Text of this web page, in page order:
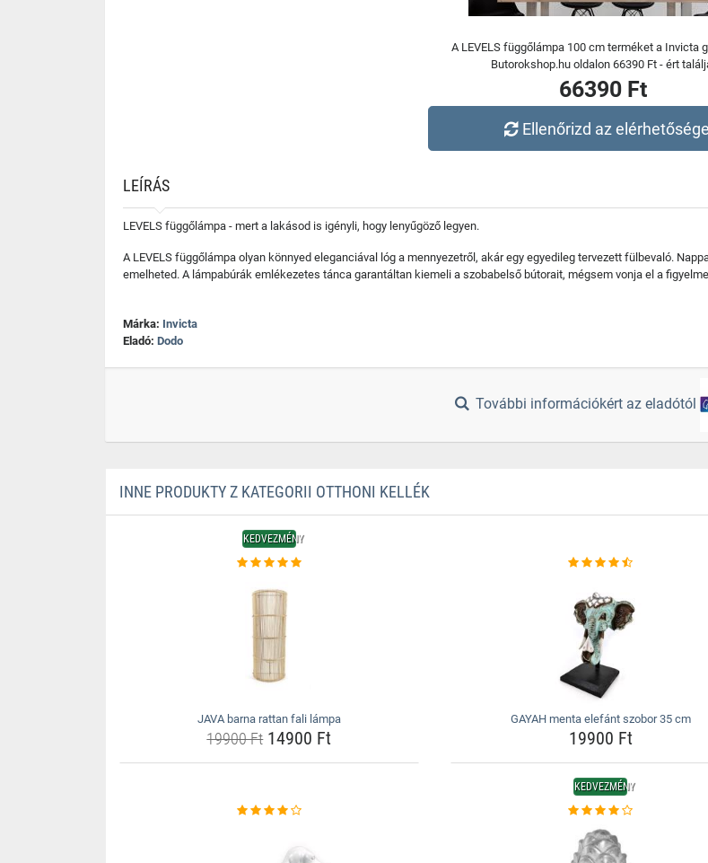
A LEVELS függőlámpa 100 cm terméket a Invicta
Butorokshop.hu oldalon 66390 Ft - ért
66390 Ft
Ellenőrizd az
LEÍRÁS
LEVELS függőlámpa - mert a lakásod is igényli, hogy lenyűgöző legyen.
A LEVELS függőlámpa olyan könnyed eleganciával lóg a mennyezetről, akár egy egyedileg tervezett fülbevaló.
emelheted. A lámpabúrák emlékezetes tánca garantáltan kiemeli a szobabelső bútorait, mégsem vonja el a
Márka: Invicta
Eladó: Dodo
További információkért az eladótól
INNE PRODUKTY Z KATEGORII OTTHONI KELLÉK
KEDVEZMÉNY
JAVA barna rattan fali lámpa
19900 Ft14900 Ft
GAYAH menta elefánt szobor 35 cm
19900 Ft
KEDVEZMÉNY